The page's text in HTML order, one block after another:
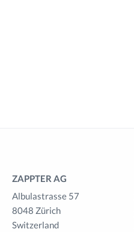
ZAPPTER AG
Albulastrasse 57
8048 Zürich
Switzerland